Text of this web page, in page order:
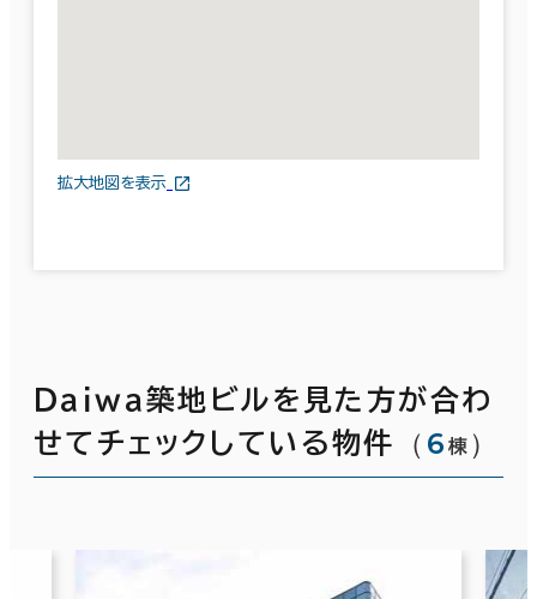
拡大地図を表示
Ｄａｉｗａ築地ビルを見た方が合わ
せてチェックしている物件
（ 6 棟 ）